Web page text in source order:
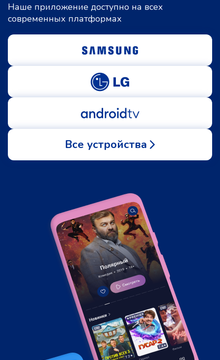
Наше приложение доступно на всех
современных платформах
Все устройства